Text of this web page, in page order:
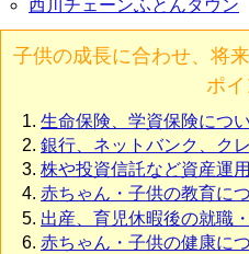
西川チェーンふとんタウン
子供の成長に合わせ、将
ポイ
生命保険、学資保険につ
銀行、ネットバンク、ク
株や投資信託など資産運
赤ちゃん・子供の教育に
出産、育児休暇後の就職
赤ちゃん・子供の健康に